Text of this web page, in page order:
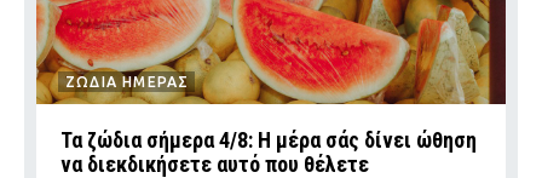
ΖΩΔΙΑ ΗΜΕΡΑΣ
Τα ζώδια σήμερα 4/8: Η μέρα σάς δίνει ώθηση
να διεκδικήσετε αυτό που θέλετε